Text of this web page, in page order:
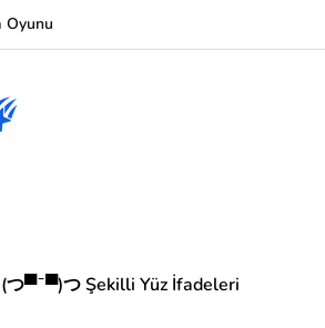
Oyunu
(つ▀¯▀)つ Şekilli Yüz İfadeleri